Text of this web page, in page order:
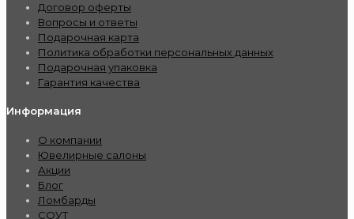
Договор оферты
Вопросы и ответы
Подарочная карта
Политика обработки персональных данных
Подарочная упаковка
Гарантия качества
Информация
О компании
Ювелирные салоны
Акции
Блог
Ломбарды
СОУТ